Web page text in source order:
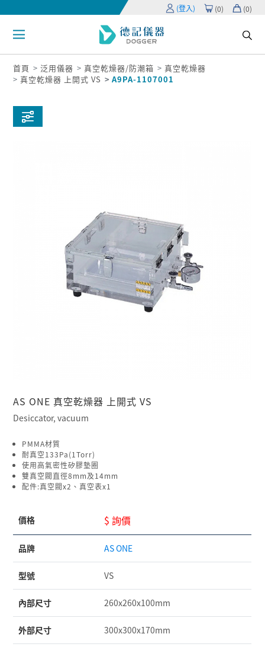
(登入) (0) (0)
首頁 泛用儀器 真空乾燥器/防潮箱
真空乾燥器
真空乾燥器 上開式 VS
A9PA-1107001
AS ONE 真空乾燥器 上開式 VS
Desiccator, vacuum
PMMA材質
耐真空133Pa(1Torr)
使用高氣密性矽膠墊圈
雙真空閥直徑8mm及14mm
配件:真空閥x2、真空表x1
價格 $ 詢價
品牌 AS ONE
型號 VS
內部尺寸 260x260x100mm
外部尺寸 300x300x170mm